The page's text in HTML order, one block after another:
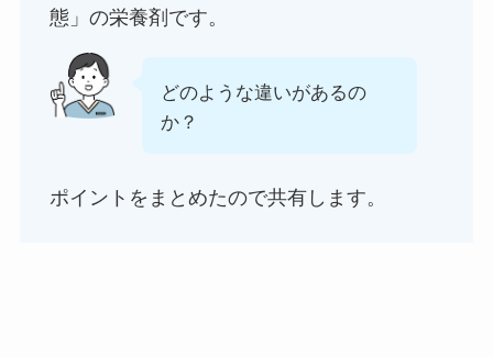
態」の栄養剤です。
どのような違いがあるの
か？
ポイントをまとめたので共有します。